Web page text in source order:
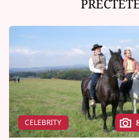
CELEBRITY